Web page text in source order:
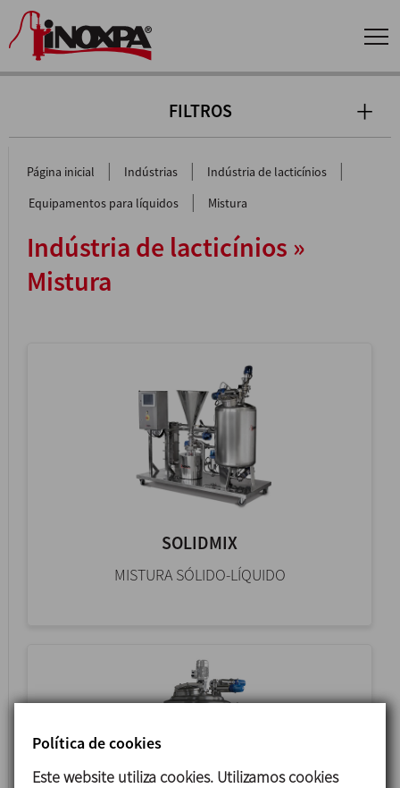
FILTROS
Página inicial | Indústrias | Indústria de lacticínios |
Equipamentos para líquidos | Mistura
Indústria de lacticínios »
Mistura
SOLIDMIX
MISTURA SÓLIDO-LÍQUIDO
Política de cookies
Este website utiliza cookies. Utilizamos cookies